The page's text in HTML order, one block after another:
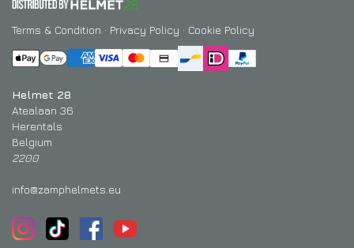
Terms & Condition · Privacy Policy · Cookie Policy
Helmet 28
Atealaan 36
Herentals
Belgium
2200
info@zamphelmets.eu